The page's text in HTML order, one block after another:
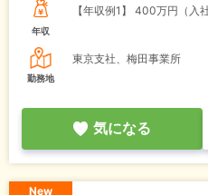
年収
【年収例1】 400万円（入
勤務地
東京支社、梅田事業所
気になる
New